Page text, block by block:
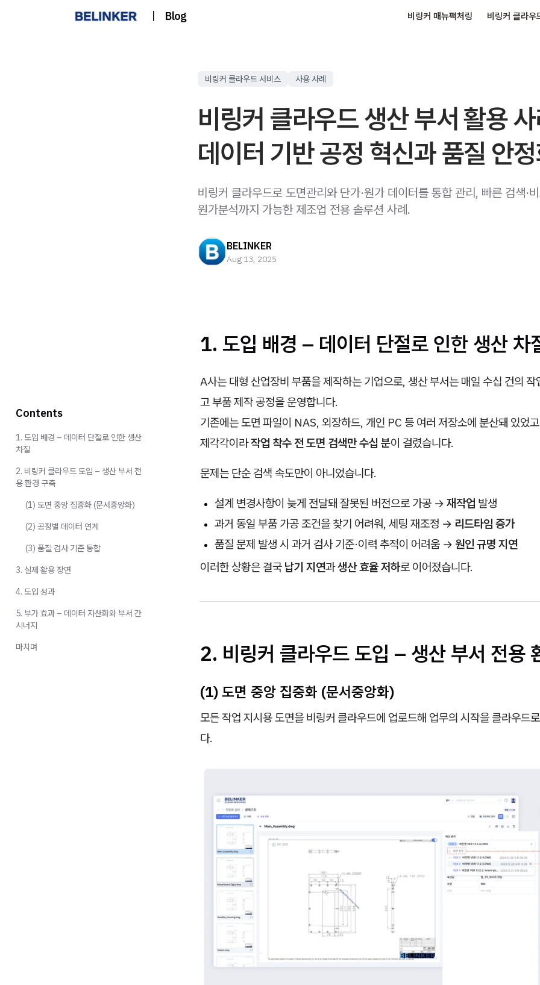
| Blog 비링커 매뉴팩처링 비링커 클라우
비링커 클라우드 서비스 사용 사례
비링커 클라우드 생산 부서 활용
데이터 기반 공정 혁신과 품질 안
비링커 클라우드로 도면관리와 단가·원가 데이터를 통합 관리, 빠른 검색·
원가분석까지 가능한 제조업 전용 솔루션 사례.
BELINKER
Aug 13, 2025
1. 도입 배경 – 데이터 단절로 인한 생산 차
A사는 대형 산업장비 부품을 제작하는 기업으로, 생산 부서는 매일 수십 건의 작
고 부품 제작 공정을 운영합니다.
기존에는 도면 파일이 NAS, 외장하드, 개인 PC 등 여러 저장소에 분산돼 있었
제각각이라작업 착수 전 도면 검색만 수십 분이 걸렸습니다.
문제는 단순 검색 속도만이 아니었습니다.
설계 변경사항이 늦게 전달돼 잘못된 버전으로 가공 → 재작업 발생
과거 동일 부품 가공 조건을 찾기 어려워, 세팅 재조정 → 리드타임 증가
품질 문제 발생 시 과거 검사 기준·이력 추적이 어려움 → 원인 규명 지연
이러한 상황은 결국 납기 지연과생산 효율 저하로 이어졌습니다.
2. 비링커 클라우드 도입 – 생산 부서 전용
(1) 도면 중앙 집중화 (문서중앙화)
모든 작업 지시용 도면을 비링커 클라우드에 업로드해 업무의 시작을 클라우드
다.
Contents
1. 도입 배경 – 데이터 단절로 인한 생산
차질
2. 비링커 클라우드 도입 – 생산 부서 전
용 환경 구축
(1) 도면 중앙 집중화 (문서중앙화)
(2) 공정별 데이터 연계
(3) 품질 검사 기준 통합
3. 실제 활용 장면
4. 도입 성과
5. 부가 효과 – 데이터 자산화와 부서 간
시너지
마치며